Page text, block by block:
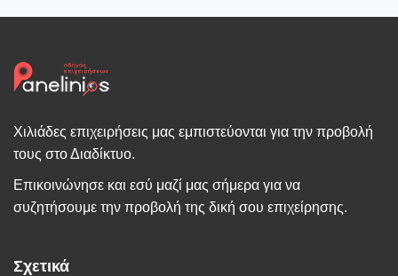
Χιλιάδες επιχειρήσεις μας εμπιστεύονται για την προβολή
τους στο Διαδίκτυο.
Επικοινώνησε και εσύ μαζί μας σήμερα για να
συζητήσουμε την προβολή της δική σου επιχείρησης.
Σχετικά